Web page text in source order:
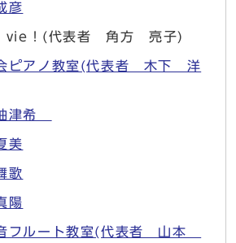
彦
！(代表者 角方 亮子)
ピアノ教室(代表者 木下 洋
津希
美
歌
陽
フルート教室(代表者 山本